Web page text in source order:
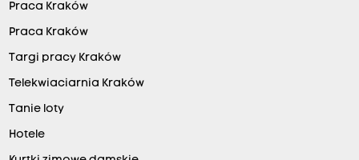
Praca Kraków
Praca Kraków
Targi pracy Kraków
Telekwiaciarnia Kraków
Tanie loty
Hotele